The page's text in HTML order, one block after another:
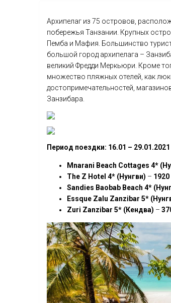
Архипелаг из 75 островов,
побережья Танзании. Крупных
Пемба и Мафия. Большинство
большой город архипелага –
великий Фредди Меркьюри. Кроме
множество пляжных отелей, как
достопримечательностей,
Занзибара.
Период поездки: 16.01 –
Mnarani Beach Cottages 4*
The Z Hotel 4* (Нунгви) – 1920
Sandies Baobab Beach 4*
Essque Zalu Zanzibar 5*
Zuri Zanzibar 5* (Кендва) –